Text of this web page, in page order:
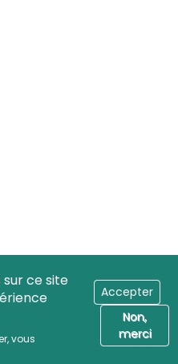
de la santé
sur ce site
vous
Accepter
Non,
merci